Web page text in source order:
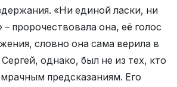
«Ни единой ласки, ни
– пророчествовала она, её голос
словно она сама верила в
однако, был не из тех, кто
предсказаниям. Его